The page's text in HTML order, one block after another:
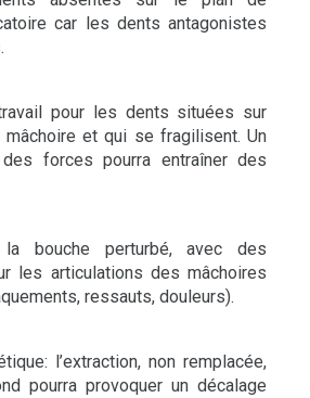
car les dents antagonistes
pour les dents situées sur
mâchoire et qui se fragilisent. Un
forces pourra entraîner des
bouche perturbé, avec des
les articulations des mâchoires
ressauts, douleurs).
l’extraction, non remplacée,
pourra provoquer un décalage